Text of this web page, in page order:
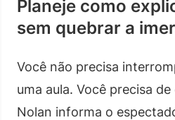
Planeje como
sem quebrar a
Você não precisa
uma aula. Você precisa
Nolan informa o